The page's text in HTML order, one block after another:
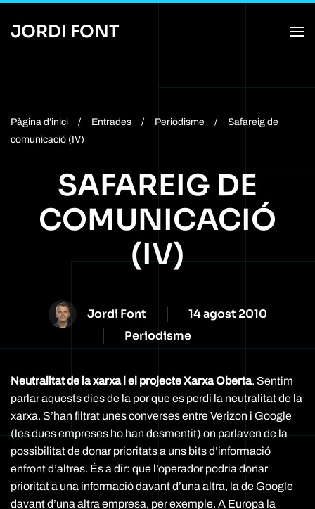
Skip
JORDI FONT
Pàgina d’inici Entrades Periodisme
Safareig de
comunicació (IV)
SAFAREIG DE
COMUNICACIÓ
(IV)
Jordi Font
14 agost 2010
Periodisme
Neutralitat de la xarxa i el projecte Xarxa Oberta. Sentim
parlar aquests dies de la por que es perdi la neutralitat de la
xarxa. S’han filtrat unes converses entre Verizon i Google
(les dues empreses ho han desmentit) on parlaven de la
possibilitat de donar prioritats a uns bits d’informació
enfront d’altres. És a dir: que l’operador podria donar
prioritat a una informació davant d’una altra, la de Google
davant d’una altra empresa, per exemple. A Europa la